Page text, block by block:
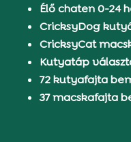
Élő chaten 0-24
CricksyDog
CricksyCat
Kutyatáp
72 kutyafajta
37 macskafajta